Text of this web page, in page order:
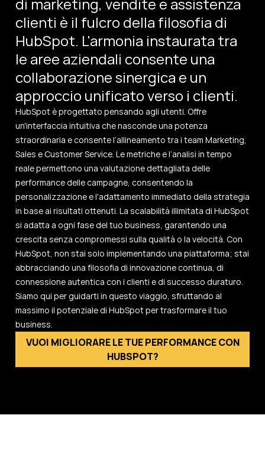
clienti è il fulcro della filosofia di
HubSpot. L'armonia instaurata tra
le aree aziendali consente una
collaborazione sinergica e un
approccio unificato verso i clienti.
HubSpot è progettato pensando agli utenti. Offre
un'interfaccia intuitiva che nasconde una potenza
straordinaria e consente l’allineamento tra i team Marketing,
Sales e Customer Service. Le metriche e l’analisi in tempo
reale permettono una valutazione dettagliata delle
performance delle campagne, consentendo la
personalizzazione e l'adattamento immediato della strategia
in base ai risultati ottenuti. La scalabilità illimitata di HubSpot
si adatta a ogni fase del tuo business, garantendo una
crescita senza compromessi sulla qualità o la velocità. Con
HubSpot, non stai solo implementando una piattaforma; stai
abbracciando una filosofia di innovazione continua, di
connessione autentica con i clienti e di successo duraturo.
Siamo qui per guidarti in questo viaggio, sfruttando al
massimo il potenziale di HubSpot per trasformare il tuo
business.
VUOI MIGLIORARE LE TUE PERFORMANCE CON
HUBSPOT?